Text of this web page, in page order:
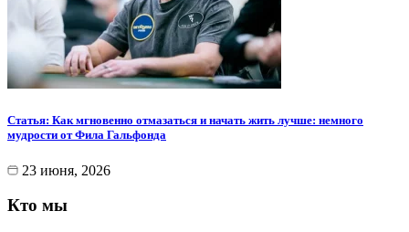
Статья: Как мгновенно отмазаться и начать жить лучше: немного
мудрости от Фила Гальфонда
23 июня, 2026
Кто мы